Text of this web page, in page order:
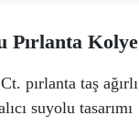
Pırlanta
pırlanta taş
suyolu tasarımı